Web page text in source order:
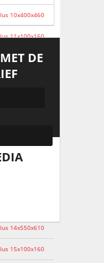
10x400x460
11x100x160
12x100x160
12x150x210
12x200x260
13x100x160
14x550x610
15x100x160
DE